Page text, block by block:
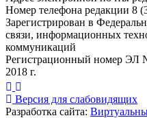
Номер телефона редакции 8
Зарегистрирован в
связи, информационных
коммуникаций
Регистрационный номер ЭЛ
2018 г.
Версия для слабовидящих
Разработка сайта: